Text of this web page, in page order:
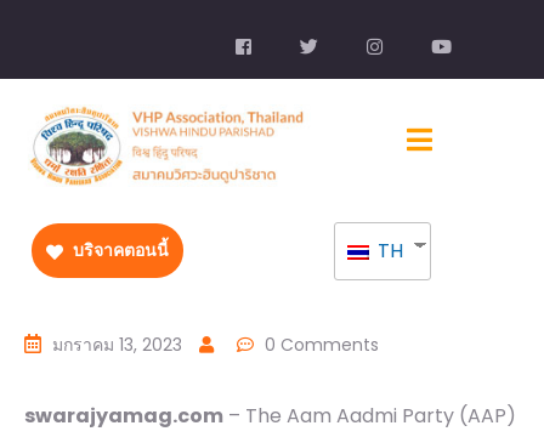
บริจาคตอนนี้ TH
มกราคม 13, 2023 0 Comments
swarajyamag.com – The Aam Aadmi Party (AAP)